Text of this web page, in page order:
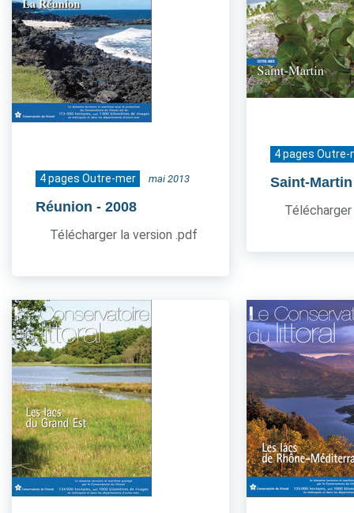
4 pages Outre-mer mai 2013
Réunion - 2008
Télécharger la version .pdf
4 pages Outre-
Saint-Martin